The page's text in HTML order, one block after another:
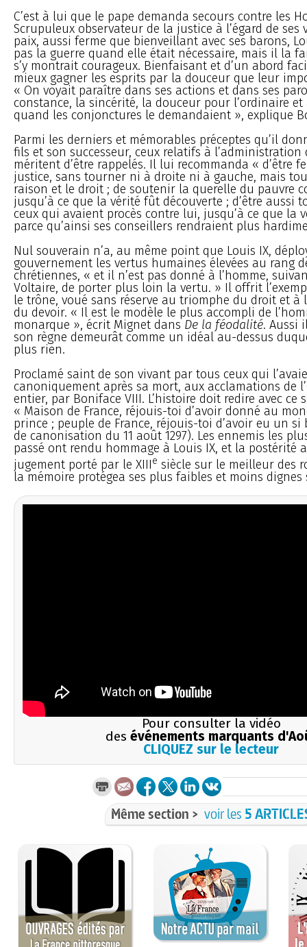
C’est à lui que le pape demanda secours contre les
Scrupuleux observateur de la justice à l’égard de ses
paix, aussi ferme que bienveillant avec ses barons,
pas la guerre quand elle était nécessaire, mais il la
s’y montrait courageux. Bienfaisant et d’un abord
mieux gagner les esprits par la douceur que leur
« On voyait paraître dans ses actions et dans ses
constance, la sincérité, la douceur pour l’ordinaire et
quand les conjonctures le demandaient », explique
Parmi les derniers et mémorables préceptes qu’il
fils et son successeur, ceux relatifs à l’administration
méritent d’être rappelés. Il lui recommanda « d’être
justice, sans tourner ni à droite ni à gauche, mais
raison et le droit ; de soutenir la querelle du pauvre
jusqu’à ce que la vérité fût découverte ; d’être aussi
ceux qui avaient procès contre lui, jusqu’à ce que la
parce qu’ainsi ses conseillers rendraient plus
Nul souverain n’a, au même point que Louis IX,
gouvernement les vertus humaines élevées au rang
chrétiennes, « et il n’est pas donné à l’homme,
Voltaire, de porter plus loin la vertu. » Il offrit
le trône, voué sans réserve au triomphe du droit et à
du devoir. « Il est le modèle le plus accompli de
monarque », écrit Mignet dans De la féodalité. Aussi
son règne demeurât comme un idéal au-dessus
plus rien.
Proclamé saint de son vivant par tous ceux qui
canoniquement après sa mort, aux acclamations de
entier, par Boniface VIII. L’histoire doit redire avec ce
« Maison de France, réjouis-toi d’avoir donné au
prince ; peuple de France, réjouis-toi d’avoir eu un si
de canonisation du 11 août 1297). Les ennemis les
passé ont rendu hommage à Louis IX, et la postérité
jugement porté par le XIIIe siècle sur le meilleur des
la mémoire protégea ses plus faibles et moins dignes
Pour consulter la vidéo
des événements marquants
CLIQUEZ sur le lecteur
Même section > voir les 5